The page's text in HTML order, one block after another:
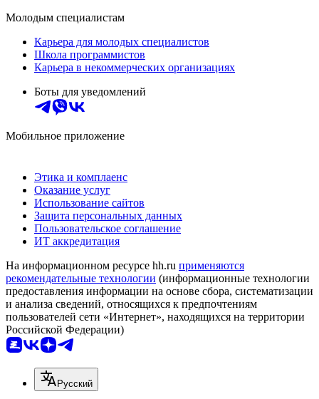
Молодым специалистам
Карьера для молодых специалистов
Школа программистов
Карьера в некоммерческих организациях
Боты для уведомлений
Мобильное приложение
Этика и комплаенс
Оказание услуг
Использование сайтов
Защита персональных данных
Пользовательское соглашение
ИТ аккредитация
На информационном ресурсе hh.ru применяются
рекомендательные технологии (информационные технологии
предоставления информации на основе сбора, систематизации
и анализа сведений, относящихся к предпочтениям
пользователей сети «Интернет», находящихся на территории
Российской Федерации)
Русский